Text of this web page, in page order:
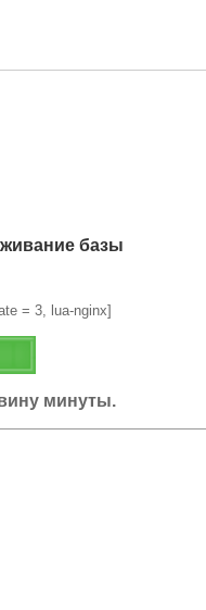
базы
= 3, lua-nginx]
минуты.